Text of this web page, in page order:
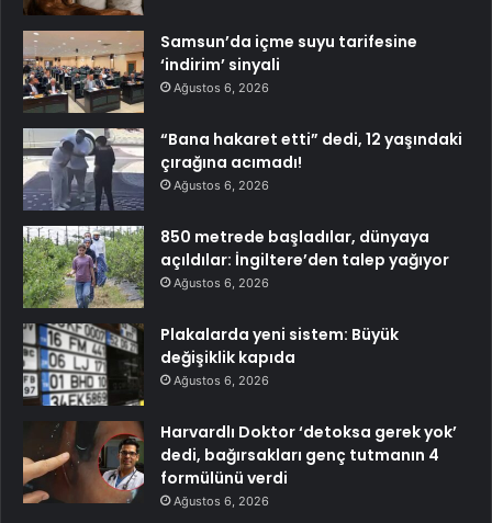
Samsun’da içme suyu tarifesine
‘indirim’ sinyali
Ağustos 6, 2026
“Bana hakaret etti” dedi, 12 yaşındaki
çırağına acımadı!
Ağustos 6, 2026
850 metrede başladılar, dünyaya
açıldılar: İngiltere’den talep yağıyor
Ağustos 6, 2026
Plakalarda yeni sistem: Büyük
değişiklik kapıda
Ağustos 6, 2026
Harvardlı Doktor ‘detoksa gerek yok’
dedi, bağırsakları genç tutmanın 4
formülünü verdi
Ağustos 6, 2026